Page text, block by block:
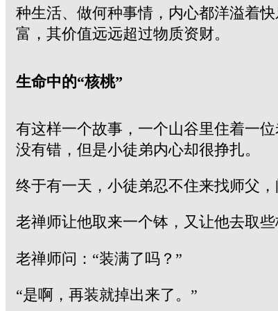
种生活、做何种事情，内心都洋溢着
富，其价值远远超过物质资财。
生命中的“核桃”
有这样一个故事，一个山谷里住着一
没有错，但是小徒弟内心却很挣扎。
终于有一天，小徒弟忍不住来找师父
老禅师让他取来一个钵，又让他去取
老禅师问：“装满了吗？”
“是啊，再装就掉出来了。”